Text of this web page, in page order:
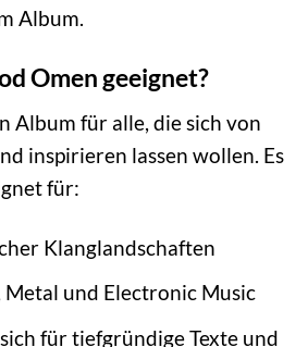
Album.
Omen geeignet?
Album für alle, die sich von
inspirieren lassen wollen. Es
für:
Klanglandschaften
Metal und Electronic Music
für tiefgründige Texte und